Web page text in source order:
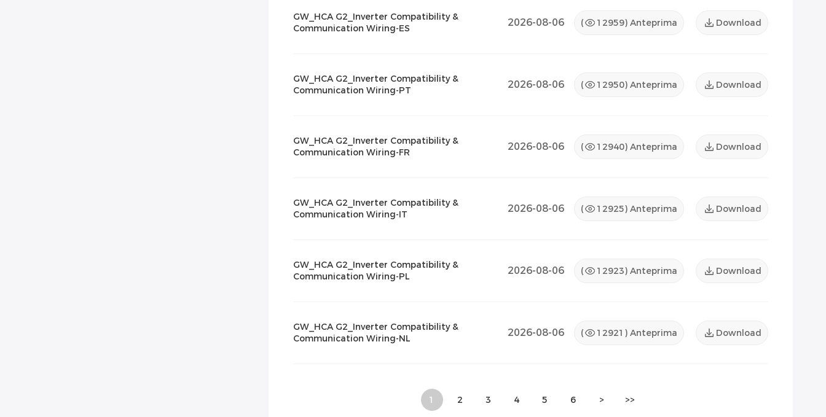
GW_HCA G2_Inverter Compatibility &
Communication Wiring-ES
2026-08-06 ( 12959) Anteprima Download
GW_HCA G2_Inverter Compatibility &
Communication Wiring-PT
2026-08-06 ( 12950) Anteprima Download
GW_HCA G2_Inverter Compatibility &
Communication Wiring-FR
2026-08-06 ( 12940) Anteprima Download
GW_HCA G2_Inverter Compatibility &
Communication Wiring-IT
2026-08-06 ( 12925) Anteprima Download
GW_HCA G2_Inverter Compatibility &
Communication Wiring-PL
2026-08-06 ( 12923) Anteprima Download
GW_HCA G2_Inverter Compatibility &
Communication Wiring-NL
2026-08-06 ( 12921 ) Anteprima Download
1 2 3 4 5 6 > >>